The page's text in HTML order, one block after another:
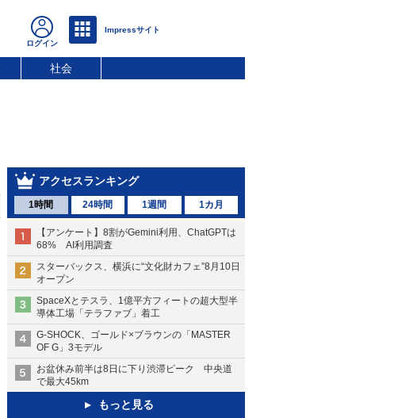
社会
アクセスランキング
1時間 24時間 1週間 1カ月
【アンケート】8割がGemini利用、ChatGPTは
68% AI利用調査
スターバックス、横浜に“文化財カフェ”8月10日
オープン
SpaceXとテスラ、1億平方フィートの超大型半
導体工場「テラファブ」着工
G-SHOCK、ゴールド×ブラウンの「MASTER
OF G」3モデル
お盆休み前半は8日に下り渋滞ピーク 中央道
で最大45km
もっと見る